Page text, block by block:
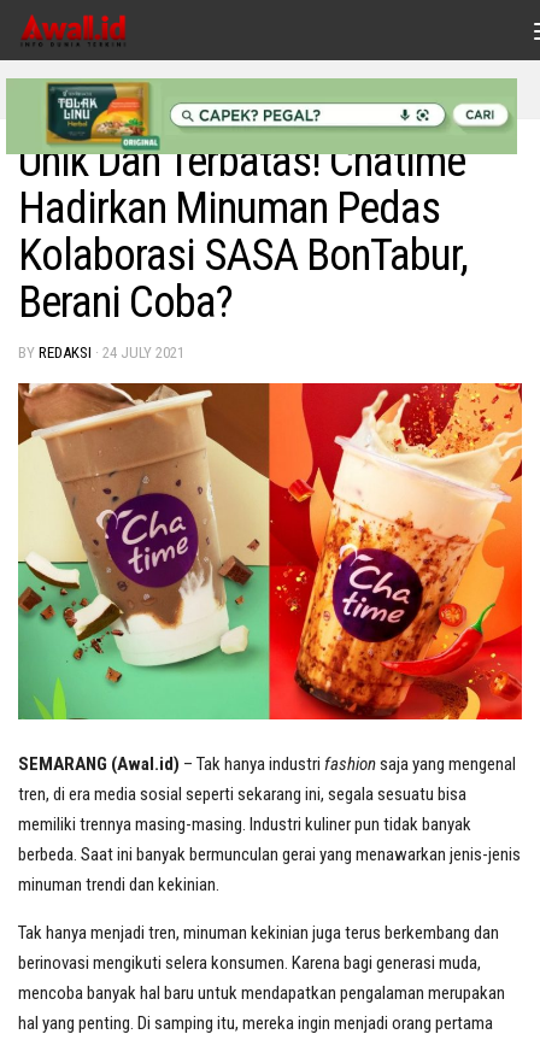
Skip to content
KULINER/LIFESTYLE
Unik Dan Terbatas! Chatime
Hadirkan Minuman Pedas
Kolaborasi SASA BonTabur,
Berani Coba?
BY REDAKSI · 24 JULY 2021
SEMARANG (Awal.id) – Tak hanya industri fashionsaja yang mengenal
tren, di era media sosial seperti sekarang ini, segala sesuatu bisa
memiliki trennya masing-masing. Industri kuliner pun tidak banyak
berbeda. Saat ini banyak bermunculan gerai yang menawarkan jenis-jenis
minuman trendi dan kekinian.
Tak hanya menjadi tren, minuman kekinian juga terus berkembang dan
berinovasi mengikuti selera konsumen. Karena bagi generasi muda,
mencoba banyak hal baru untuk mendapatkan pengalaman merupakan
hal yang penting. Di samping itu, mereka ingin menjadi orang pertama